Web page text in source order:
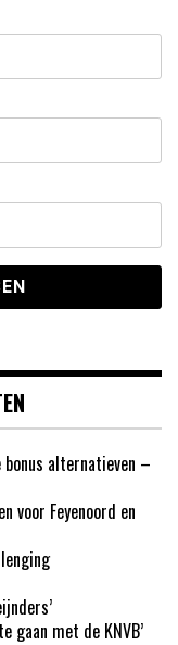
alternatieven –
voor Feyenoord en
gaan met de KNVB’